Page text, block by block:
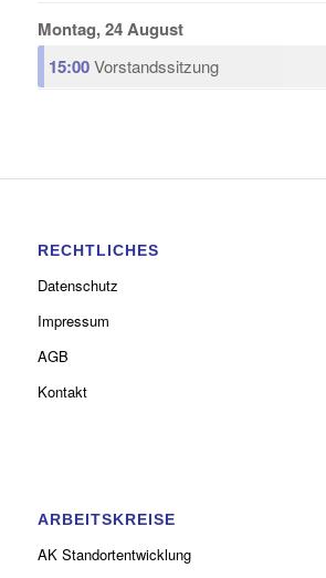
Montag, 24 August
15:00Vorstandssitzung
RECHTLICHES
Datenschutz
Impressum
AGB
Kontakt
ARBEITSKREISE
AK Standortentwicklung